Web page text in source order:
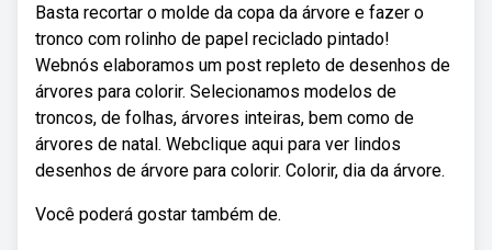
Basta recortar o molde da copa da árvore e fazer o
tronco com rolinho de papel reciclado pintado!
Webnós elaboramos um post repleto de desenhos de
árvores para colorir. Selecionamos modelos de
troncos, de folhas, árvores inteiras, bem como de
árvores de natal. Webclique aqui para ver lindos
desenhos de árvore para colorir. Colorir, dia da árvore.
Você poderá gostar também de.